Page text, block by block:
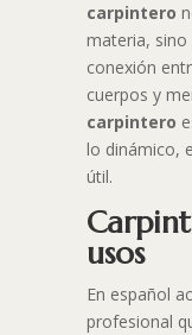
carpintero
materia,
conexión
cuerpos y
carpintero
lo dinámico,
útil.
usos
En español
profesional